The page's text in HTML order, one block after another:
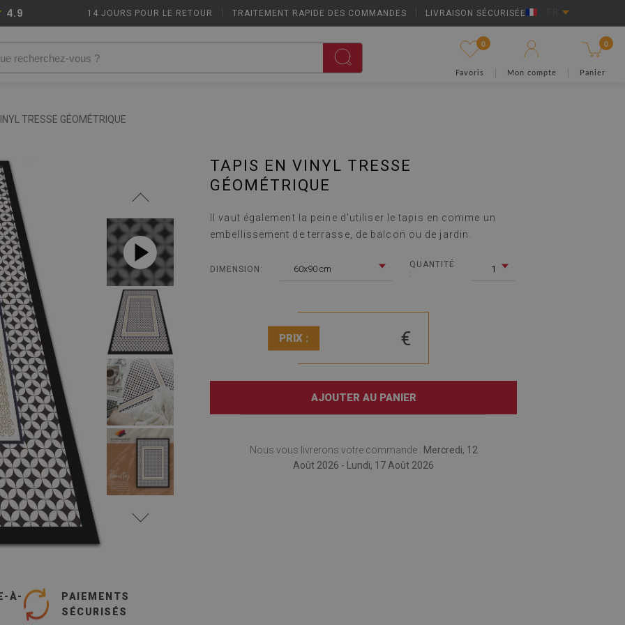
14 JOURS POUR LE RETOUR TRAITEMENT RAPIDE DES COMMANDES LIVRAISON SÉCURISÉE
4.9
0
Favoris Mon compte
0
Panier
TRESSE GÉOMÉTRIQUE
À-
PAIEMENTS
SÉCURISÉS
TAPIS EN VINYL TRESSE
GÉOMÉTRIQUE
Il vaut également la peine d'utiliser le tapis en comme un
embellissement de terrasse, de balcon ou de jardin.
DIMENSION: 60x90 cm
QUANTITÉ
:
1
PRIX : €
AJOUTER AU PANIER
Nous vous livrerons votre commande : Mercredi, 12
Août 2026 - Lundi, 17 Août 2026